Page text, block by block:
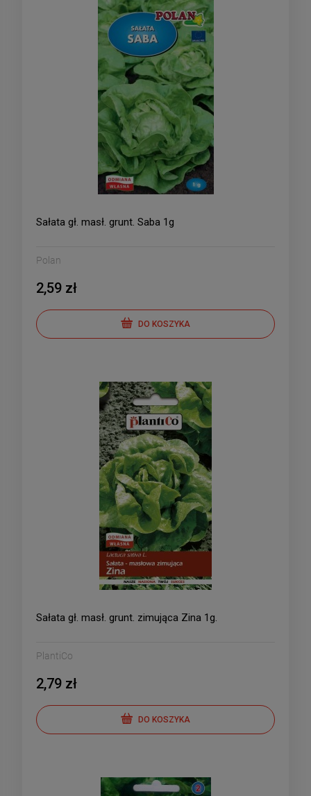
Sałata gł. masł. grunt. Saba 1g
Polan
2,59 zł
DO KOSZYKA
Sałata gł. masł. grunt. zimująca Zina 1g.
PlantiCo
2,79 zł
DO KOSZYKA